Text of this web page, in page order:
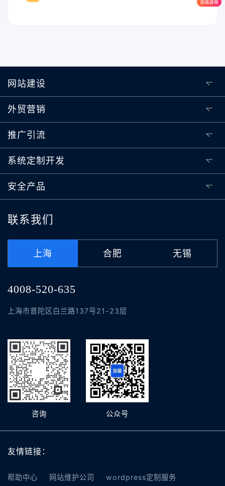
网站建设
外贸营销
推广引流
系统定制开发
安全产品
联系我们
上海 合肥 无锡
4008-520-635
上海市普陀区白兰路137号21-23层
咨询 公众号
友情链接：
帮助中心 网站维护公司 wordpress定制服务